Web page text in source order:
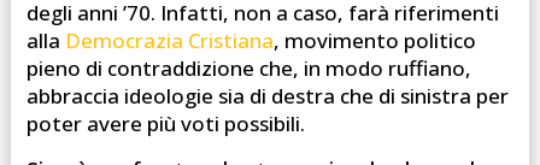
degli anni ’70. Infatti, non a caso, farà riferimenti
alla Democrazia Cristiana, movimento politico
pieno di contraddizione che, in modo ruffiano,
abbraccia ideologie sia di destra che di sinistra per
poter avere più voti possibili.